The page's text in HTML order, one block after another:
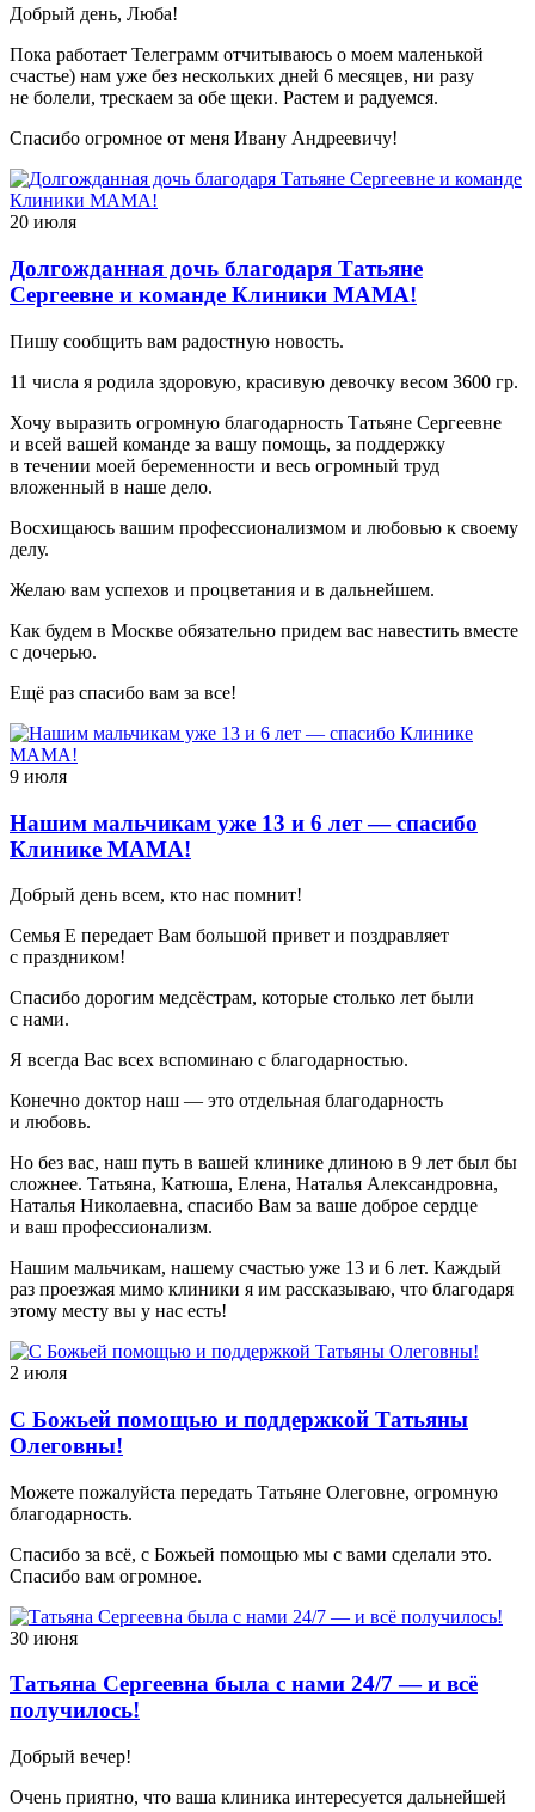
Добрый день, Люба!
Пока работает Телеграмм отчитываюсь о моем маленькой
счастье) нам уже без нескольких дней 6 месяцев, ни разу
не болели, трескаем за обе щеки. Растем и радуемся.
Спасибо огромное от меня Ивану Андреевичу!
20 июля
Долгожданная дочь благодаря Татьяне
Сергеевне и команде Клиники МАМА!
Пишу сообщить вам радостную новость.
11 числа я родила здоровую, красивую девочку весом 3600 гр.
Хочу выразить огромную благодарность Татьяне Сергеевне
и всей вашей команде за вашу помощь, за поддержку
в течении моей беременности и весь огромный труд
вложенный в наше дело.
Восхищаюсь вашим профессионализмом и любовью к своему
делу.
Желаю вам успехов и процветания и в дальнейшем.
Как будем в Москве обязательно придем вас навестить вместе
с дочерью.
Ещё раз спасибо вам за все!
9 июля
Нашим мальчикам уже 13 и 6 лет — спасибо
Клинике МАМА!
Добрый день всем, кто нас помнит!
Семья Е передает Вам большой привет и поздравляет
с праздником!
Спасибо дорогим медсёстрам, которые столько лет были
с нами.
Я всегда Вас всех вспоминаю с благодарностью.
Конечно доктор наш — это отдельная благодарность
и любовь.
Но без вас, наш путь в вашей клинике длиною в 9 лет был бы
сложнее. Татьяна, Катюша, Елена, Наталья Александровна,
Наталья Николаевна, спасибо Вам за ваше доброе сердце
и ваш профессионализм.
Нашим мальчикам, нашему счастью уже 13 и 6 лет. Каждый
раз проезжая мимо клиники я им рассказываю, что благодаря
этому месту вы у нас есть!
2 июля
С Божьей помощью и поддержкой Татьяны
Олеговны!
Можете пожалуйста передать Татьяне Олеговне, огромную
благодарность.
Спасибо за всё, с Божьей помощью мы с вами сделали это.
Спасибо вам огромное.
30 июня
Татьяна Сергеевна была с нами 24/7 — и всё
получилось!
Добрый вечер!
Очень приятно, что ваша клиника интересуется дальнейшей